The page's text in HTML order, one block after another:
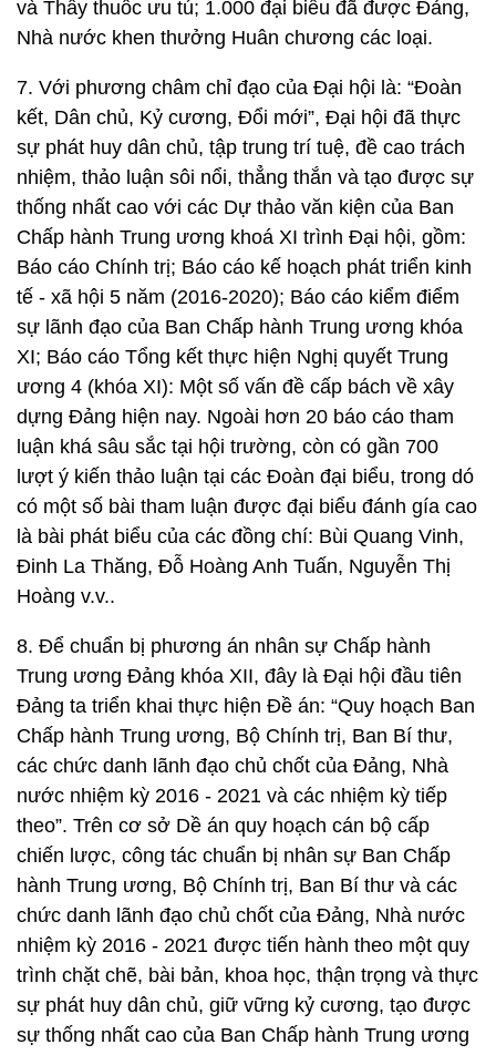
và Thầy thuốc ưu tú; 1.000 đại biểu đã được Đảng,
Nhà nước khen thưởng Huân chương các loại.
7. Với phương châm chỉ đạo của Đại hội là: “Đoàn
kết, Dân chủ, Kỷ cương, Đổi mới”, Đại hội đã thực
sự phát huy dân chủ, tập trung trí tuệ, đề cao trách
nhiệm, thảo luận sôi nổi, thẳng thắn và tạo được sự
thống nhất cao với các Dự thảo văn kiện của Ban
Chấp hành Trung ương khoá XI trình Đại hội, gồm:
Báo cáo Chính trị; Báo cáo kế hoạch phát triển kinh
tế - xã hội 5 năm (2016-2020); Báo cáo kiểm điểm
sự lãnh đạo của Ban Chấp hành Trung ương khóa
XI; Báo cáo Tổng kết thực hiện Nghị quyết Trung
ương 4 (khóa XI): Một số vấn đề cấp bách về xây
dựng Đảng hiện nay. Ngoài hơn 20 báo cáo tham
luận khá sâu sắc tại hội trường, còn có gần 700
lượt ý kiến thảo luận tại các Đoàn đại biểu, trong dó
có một số bài tham luận được đại biểu đánh gía cao
là bài phát biểu của các đồng chí: Bùi Quang Vinh,
Đinh La Thăng, Đỗ Hoàng Anh Tuấn, Nguyễn Thị
Hoàng v.v..
8. Để chuẩn bị phương án nhân sự Chấp hành
Trung ương Đảng khóa XII, đây là Đại hội đầu tiên
Đảng ta triển khai thực hiện Đề án: “Quy hoạch Ban
Chấp hành Trung ương, Bộ Chính trị, Ban Bí thư,
các chức danh lãnh đạo chủ chốt của Đảng, Nhà
nước nhiệm kỳ 2016 - 2021 và các nhiệm kỳ tiếp
theo”. Trên cơ sở Dề án quy hoạch cán bộ cấp
chiến lược, công tác chuẩn bị nhân sự Ban Chấp
hành Trung ương, Bộ Chính trị, Ban Bí thư và các
chức danh lãnh đạo chủ chốt của Đảng, Nhà nước
nhiệm kỳ 2016 - 2021 được tiến hành theo một quy
trình chặt chẽ, bài bản, khoa học, thận trọng và thực
sự phát huy dân chủ, giữ vững kỷ cương, tạo được
sự thống nhất cao của Ban Chấp hành Trung ương